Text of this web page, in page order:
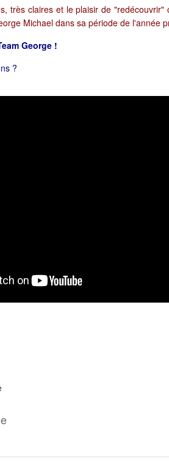
très claires et le plaisir de
Michael dans sa période de l'année
George !
?